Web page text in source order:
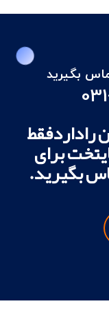
بگيريد
برای
بگیرید.